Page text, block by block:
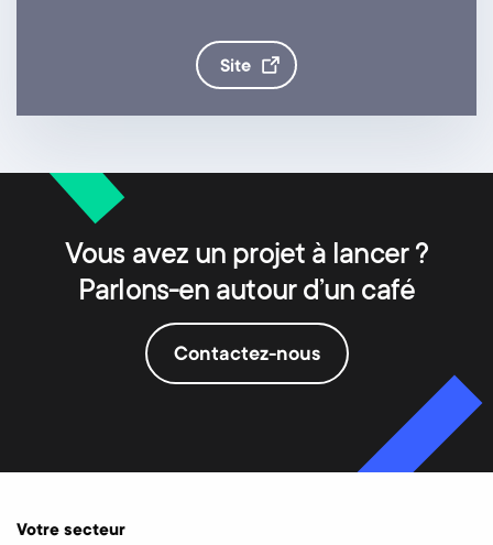
site
Vous avez un projet à lancer ?
Parlons-en autour d’un café
Contactez-nous
Votre secteur